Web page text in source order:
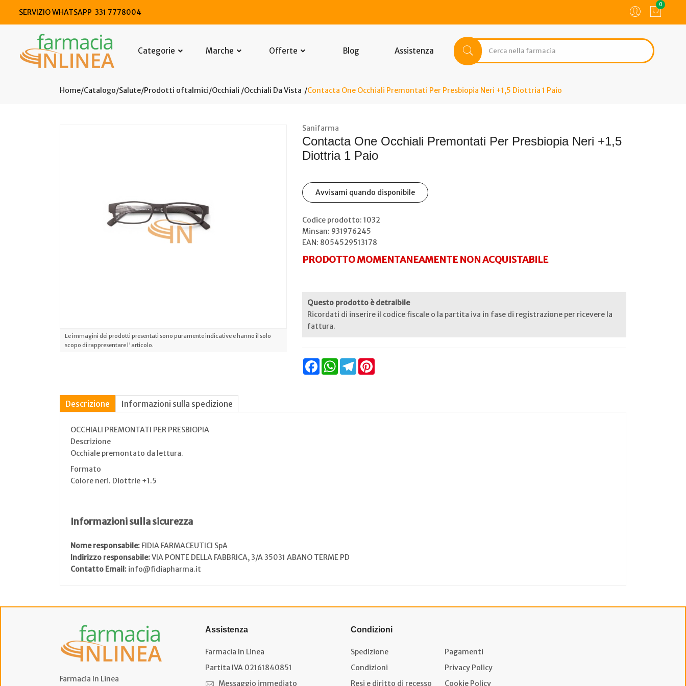
SERVIZIO WHATSAPP 331 7778004
0
Categorie Marche Offerte Blog Assistenza
Home Catalogo/Salute/Prodotti oftalmici/Occhiali /Occhiali Da Vista Contacta One Occhiali Premontati Per Presbiopia Neri +1,5 Diottria 1 Paio
Le immagini dei prodotti presentati sono puramente indicative e hanno il solo
scopo di rappresentare l'articolo.
Sanifarma
Contacta One Occhiali Premontati Per Presbiopia Neri +1,5
Diottria 1 Paio
Avvisami quando disponibile
Codice prodotto: 1032
Minsan: 931976245
EAN: 8054529513178
PRODOTTO MOMENTANEAMENTE NON ACQUISTABILE
Questo prodotto è detraibile
Ricordati di inserire il codice fiscale o la partita iva in fase di registrazione per ricevere la
fattura.
FacebookWhatsAppTelegram
Descrizione Informazioni sulla spedizione
OCCHIALI PREMONTATI PER PRESBIOPIA
Descrizione
Occhiale premontato da lettura.
Formato
Colore neri. Diottrie +1.5
Informazioni sulla sicurezza
Nome responsabile: FIDIA FARMACEUTICI SpA
Indirizzo responsabile:VIA PONTE DELLA FABBRICA, 3/A 35031 ABANO TERME PD
Contatto Email: info@fidiapharma.it
Farmacia In Linea
Assistenza
Farmacia In Linea
Partita IVA 02161840851
Messaggio immediato
Condizioni
Spedizione
Pagamenti
Condizioni
Privacy Policy
Resi e diritto di recesso
Cookie Policy